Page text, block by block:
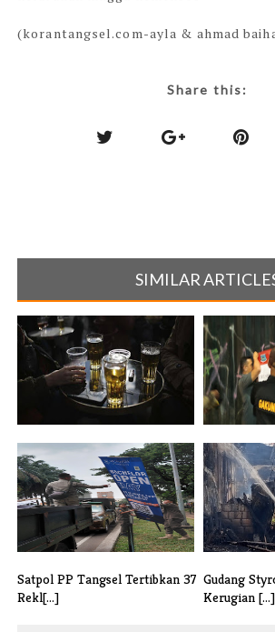
(korantangsel.com-ayla & ahmad
Share this:
SIMILAR
Waduh, SPG Anker Beer Sebut
Belum T[...]
Satpol PP
Tega[...]
Satpol PP Tangsel Tertibkan 37
Rekl[...]
Gudang
Kerugian [...]